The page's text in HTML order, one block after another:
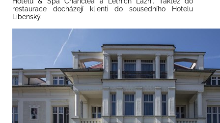
restaurace docházejí klienti do sousedního Hotelu
Libenský.